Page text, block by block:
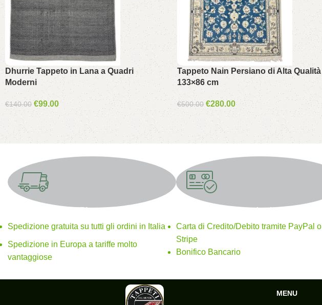
Dhurrie Tappeto in Lana a Quadri
Moderni
€140.00 €99.00
Tappeto Nain Persiano di Alta Qualità
133×86 cm
€500.00 €280.00
SPEDIZIONE GRATUITA
Spedizione gratuita su tutti gli ordini in Italia
Spedizione in Europa a tariffe molto
vantaggiose
Metodi di pagamento sicuri
Carta di Credito/Debito tramite PayPal o
Stripe
Bonifico Bancario
MENU